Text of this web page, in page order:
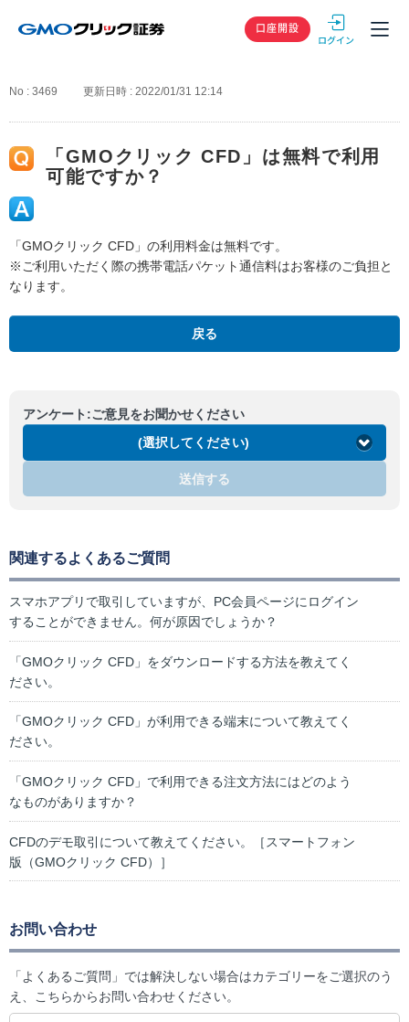
GMOクリック
口座開設
No : 3469 更新日時 : 2022/01/31 12:14
「GMOクリック CFD」は無料で利用
可能ですか？
「GMOクリック CFD」の利用料金は無料です。
※ご利用いただく際の携帯電話パケット通信料はお客様のご負担と
なります。
戻る
アンケート:ご意見をお聞かせください
(選択してください)
送信する
関連するよくあるご質問
スマホアプリで取引していますが、PC会員ページにログイン
することができません。何が原因でしょうか？
「GMOクリック CFD」をダウンロードする方法を教えてく
ださい。
「GMOクリック CFD」が利用できる端末について教えてく
ださい。
「GMOクリック CFD」で利用できる注文方法にはどのよう
なものがありますか？
CFDのデモ取引について教えてください。［スマートフォン
版（GMOクリック CFD）］
お問い合わせ
「よくあるご質問」では解決しない場合はカテゴリーをご選択のう
え、こちらからお問い合わせください。